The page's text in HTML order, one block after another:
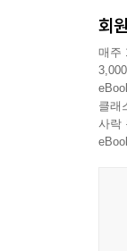
회
매주
클래
사락